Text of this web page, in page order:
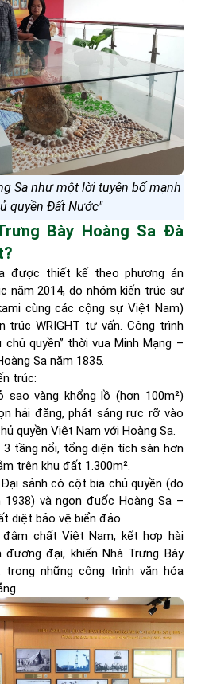
Sa như một lời tuyên bố mạnh
quyền Đất Nước"
Bày Hoàng Sa Đà
được thiết kế theo phương án
năm 2014, do nhóm kiến trúc sư
cùng các cộng sự Việt Nam)
trúc WRIGHT tư vấn. Công trình
quyền” thời vua Minh Mạng –
Sa năm 1835.
trúc:
sao vàng khổng lồ (hơn 100m²)
hải đăng, phát sáng rực rỡ vào
quyền Việt Nam với Hoàng Sa.
tầng nổi, tổng diện tích sàn hơn
trên khu đất 1.300m².
sảnh có cột bia chủ quyền (do
1938) và ngọn đuốc Hoàng Sa –
diệt bảo vệ biển đảo.
chất Việt Nam, kết hợp hài
đại, khiến Nhà Trưng Bày
những công trình văn hóa